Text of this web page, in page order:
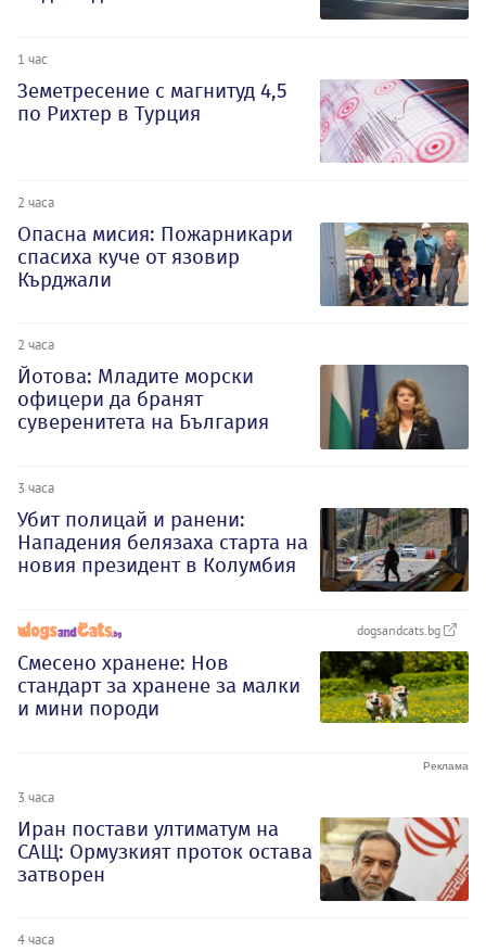
1 час
Земетресение с магнитуд 4,5
по Рихтер в Турция
2 часа
Опасна мисия: Пожарникари
спасиха куче от язовир
Кърджали
2 часа
Йотова: Младите морски
офицери да бранят
суверенитета на България
3 часа
Убит полицай и ранени:
Нападения белязаха старта на
новия президент в Колумбия
dogsandcats.bg
Смесено хранене: Нов
стандарт за хранене за малки
и мини породи
3 часа
Иран постави ултиматум на
САЩ: Ормузкият проток остава
затворен
4 часа